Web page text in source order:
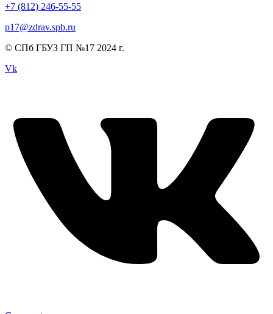
+7 (812) 246-55-55
p17@zdrav.spb.ru
© СПб ГБУЗ ГП №17 2024 г.
Vk